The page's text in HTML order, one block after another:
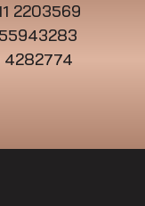
2203569
4282774